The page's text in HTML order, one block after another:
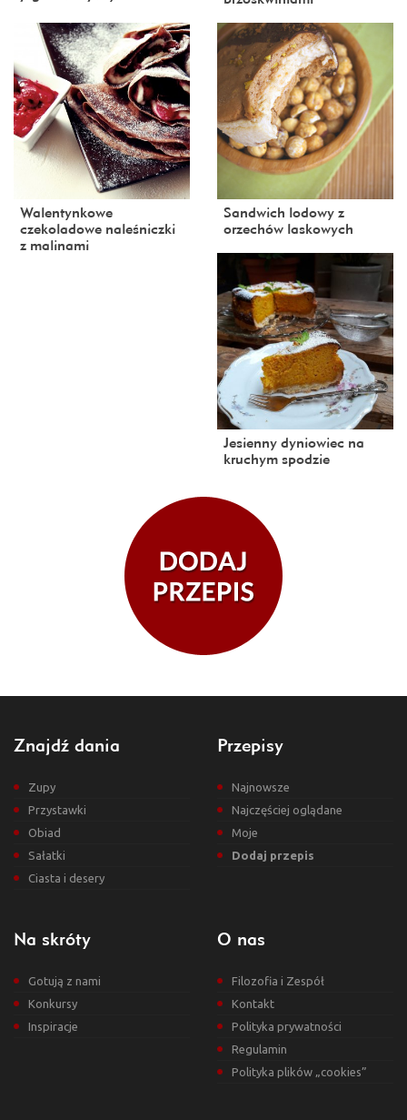
Walentynkowe
czekoladowe naleśniczki
z malinami
Sandwich lodowy z
orzechów laskowych
Jesienny dyniowiec na
kruchym spodzie
Znajdź dania
Zupy
Przystawki
Obiad
Sałatki
Ciasta i desery
Przepisy
Najnowsze
Najczęściej oglądane
Moje
Dodaj przepis
Na skróty
Gotują z nami
Konkursy
Inspiracje
O nas
Filozofia i Zespół
Kontakt
Polityka prywatności
Regulamin
Polityka plików „cookies”